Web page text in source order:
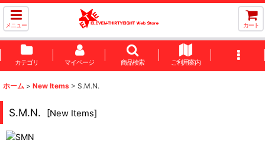
メニュー カート
カテゴリ マイページ 商品検索 ご利用案内
ホーム > New Items > S.M.N.
S.M.N. [New Items]